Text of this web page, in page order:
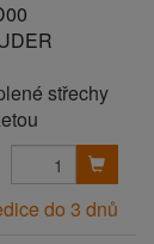
střechy
do 3 dnů